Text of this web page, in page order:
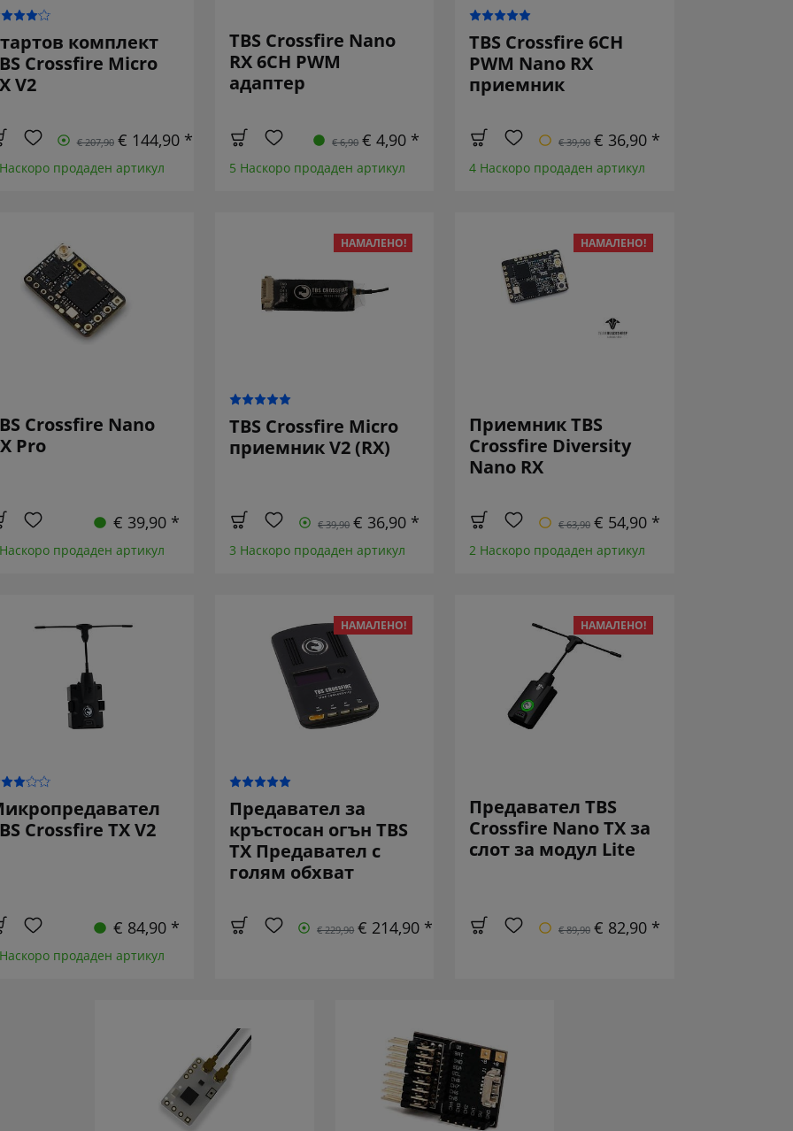
комплект
Crossfire Micro
V2
€ 207,90 € 144,90 *
продаден артикул
TBS Crossfire Nano
RX 6CH PWM
адаптер
€ 6,90 € 4,90 *
5 Наскоро продаден артикул
TBS Crossfire 6CH
PWM Nano RX
приемник
€ 39,90 € 36,90 *
4 Наскоро продаден артикул
Crossfire Nano
Pro
€ 39,90 *
продаден артикул
НАМАЛЕНО!
TBS Crossfire Micro
приемник V2 (RX)
€ 39,90 € 36,90 *
3 Наскоро продаден артикул
НАМАЛЕНО!
Приемник TBS
Crossfire Diversity
Nano RX
€ 63,90 € 54,90 *
2 Наскоро продаден артикул
Crossfire TX V2
€ 84,90 *
продаден артикул
НАМАЛЕНО!
Предавател за
кръстосан огън TBS
TX Предавател с
голям обхват
€ 229,90 € 214,90 *
НАМАЛЕНО!
Предавател TBS
Crossfire Nano TX за
слот за модул Lite
€ 89,90 € 82,90 *